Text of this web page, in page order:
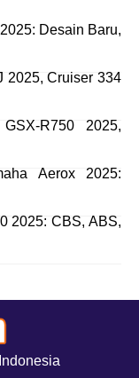
Desain Baru,
2025, Cruiser 334
R750 2025,
Aerox 2025:
2025: CBS, ABS,